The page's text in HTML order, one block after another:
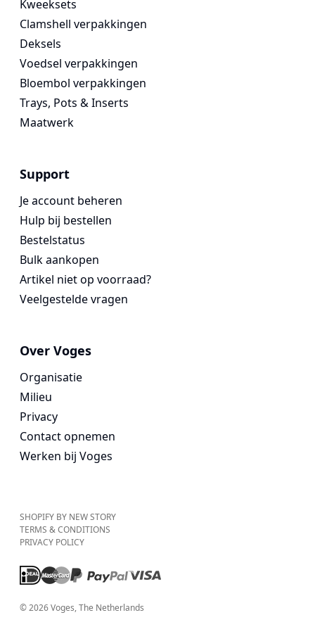
Kweeksets
Clamshell verpakkingen
Deksels
Voedsel verpakkingen
Bloembol verpakkingen
Trays, Pots & Inserts
Maatwerk
Support
Je account beheren
Hulp bij bestellen
Bestelstatus
Bulk aankopen
Artikel niet op voorraad?
Veelgestelde vragen
Over Voges
Organisatie
Milieu
Privacy
Contact opnemen
Werken bij Voges
SHOPIFY BY NEW STORY
TERMS & CONDITIONS
PRIVACY POLICY
©2026Voges, The Netherlands